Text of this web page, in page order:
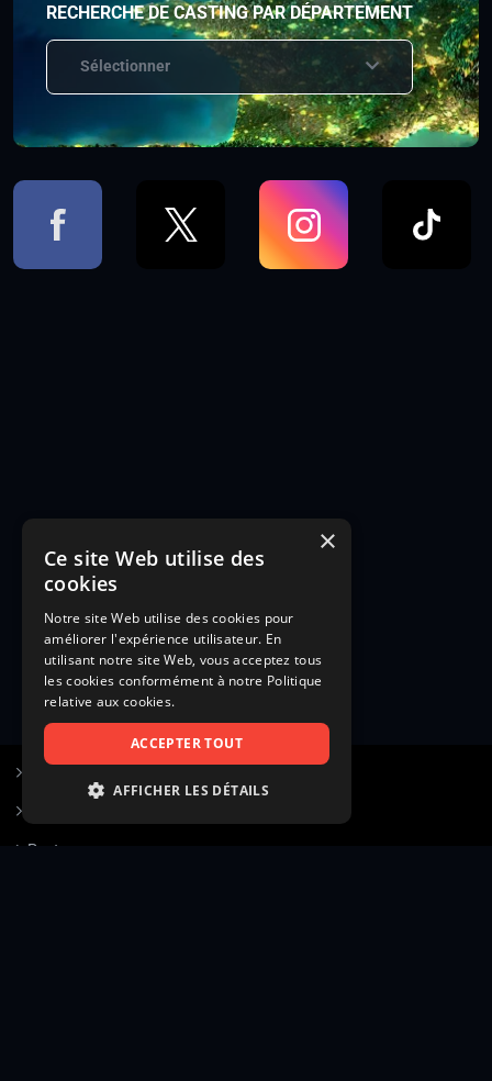
RECHERCHE DE CASTING PAR DÉPARTEMENT
Sélectionner
Poster une annonce
×
Ce site Web utilise des
cookies
Notre site Web utilise des cookies pour
améliorer l'expérience utilisateur. En
utilisant notre site Web, vous acceptez tous
les cookies conformément à notre Politique
relative aux cookies.
ACCEPTER TOUT
AFFICHER LES DÉTAILS